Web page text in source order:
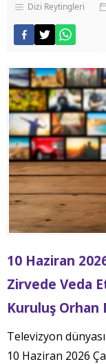
Dizi Reytingleri
10 Haziran
Zirvede Veda
Kuruluş Orhan
Televizyon
10 Haziran 2026